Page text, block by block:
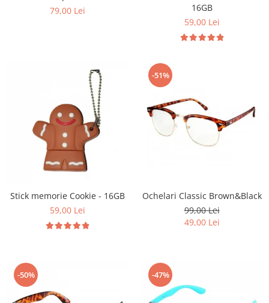
79,00 Lei
16GB
59,00 Lei
Stick memorie Cookie - 16GB
59,00 Lei
-51%
Ochelari Classic Brown&Black
99,00 Lei
49,00 Lei
-50% -47%